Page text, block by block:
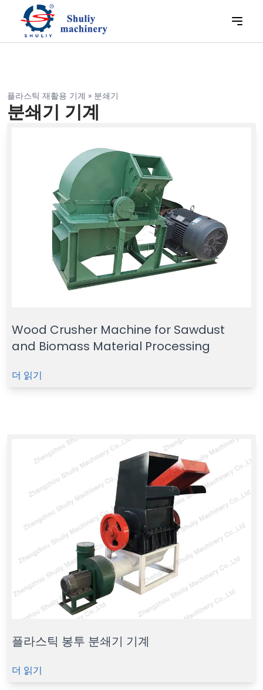
플라스틱 재활용 기계 » 분쇄기
분쇄기 기계
Wood Crusher Machine for Sawdust
and Biomass Material Processing
더 읽기
플라스틱 봉투 분쇄기 기계
더 읽기